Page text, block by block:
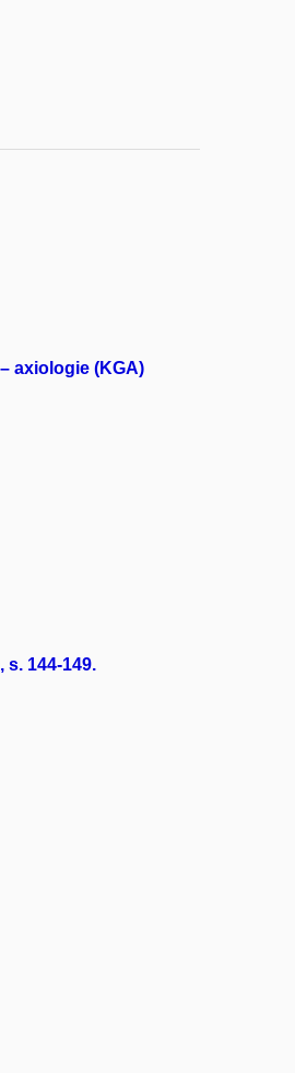
axiologie (KGA)
s. 144-149.